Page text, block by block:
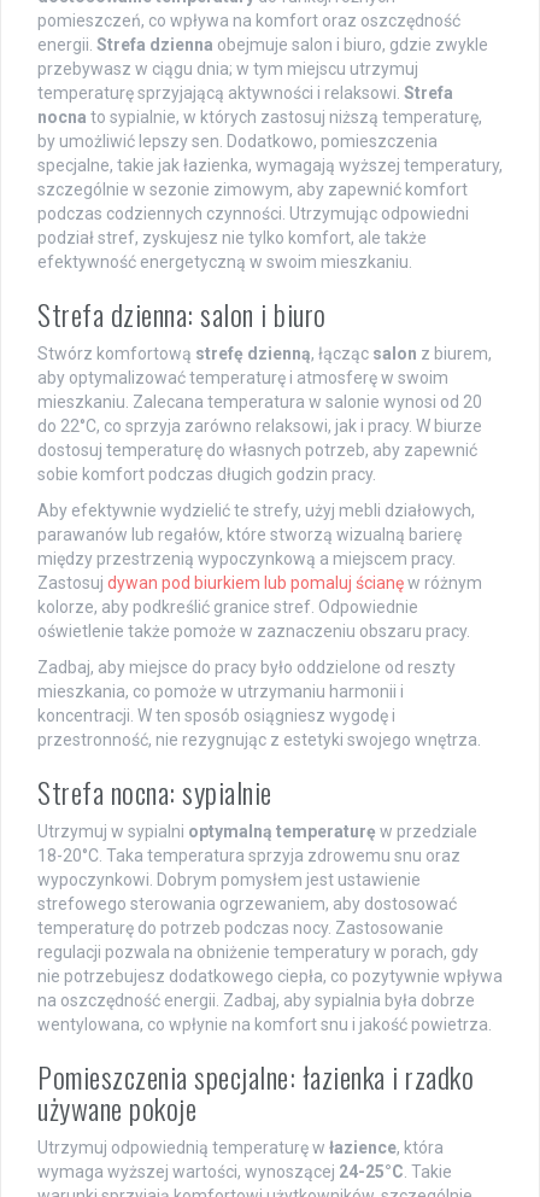
pomieszczeń, co wpływa na komfort oraz oszczędność
energii. Strefa dzienna obejmuje salon i biuro, gdzie zwykle
przebywasz w ciągu dnia; w tym miejscu utrzymuj
temperaturę sprzyjającą aktywności i relaksowi. Strefa
nocna to sypialnie, w których zastosuj niższą temperaturę,
by umożliwić lepszy sen. Dodatkowo, pomieszczenia
specjalne, takie jak łazienka, wymagają wyższej temperatury,
szczególnie w sezonie zimowym, aby zapewnić komfort
podczas codziennych czynności. Utrzymując odpowiedni
podział stref, zyskujesz nie tylko komfort, ale także
efektywność energetyczną w swoim mieszkaniu.
Strefa dzienna: salon i biuro
Stwórz komfortową strefę dzienną, łącząc salon z biurem,
aby optymalizować temperaturę i atmosferę w swoim
mieszkaniu. Zalecana temperatura w salonie wynosi od 20
do 22°C, co sprzyja zarówno relaksowi, jak i pracy. W biurze
dostosuj temperaturę do własnych potrzeb, aby zapewnić
sobie komfort podczas długich godzin pracy.
Aby efektywnie wydzielić te strefy, użyj mebli działowych,
parawanów lub regałów, które stworzą wizualną barierę
między przestrzenią wypoczynkową a miejscem pracy.
Zastosuj dywan pod biurkiem lub pomaluj ścianęw różnym
kolorze, aby podkreślić granice stref. Odpowiednie
oświetlenie także pomoże w zaznaczeniu obszaru pracy.
Zadbaj, aby miejsce do pracy było oddzielone od reszty
mieszkania, co pomoże w utrzymaniu harmonii i
koncentracji. W ten sposób osiągniesz wygodę i
przestronność, nie rezygnując z estetyki swojego wnętrza.
Strefa nocna: sypialnie
Utrzymuj w sypialni optymalną temperaturę w przedziale
18-20°C. Taka temperatura sprzyja zdrowemu snu oraz
wypoczynkowi. Dobrym pomysłem jest ustawienie
strefowego sterowania ogrzewaniem, aby dostosować
temperaturę do potrzeb podczas nocy. Zastosowanie
regulacji pozwala na obniżenie temperatury w porach, gdy
nie potrzebujesz dodatkowego ciepła, co pozytywnie wpływa
na oszczędność energii. Zadbaj, aby sypialnia była dobrze
wentylowana, co wpłynie na komfort snu i jakość powietrza.
Pomieszczenia specjalne: łazienka i rzadko
używane pokoje
Utrzymuj odpowiednią temperaturę w łazience, która
wymaga wyższej wartości, wynoszącej 24-25°C . Takie